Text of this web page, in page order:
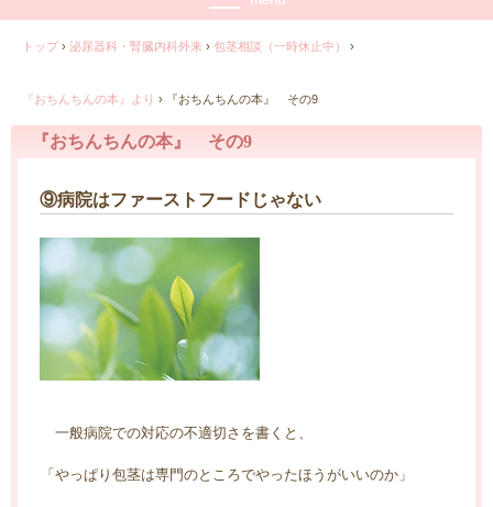
トップ › 泌尿器科・腎臓内科外来 › 包茎相談（一時休止中） ›
『おちんちんの本』より › 『おちんちんの本』 その9
『おちんちんの本』 その9
⑨病院はファーストフードじゃない
一般病院での対応の不適切さを書くと、
「やっぱり包茎は専門のところでやったほうがいいのか」